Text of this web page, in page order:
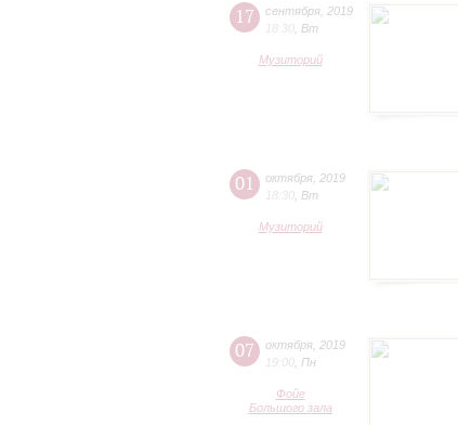
17 сентября 2019
18:30 Вт
Музиторий
01 октября 2019
18:30 Вт
Музиторий
07 октября 2019
19:00 Пн
Фойе
Большого зала